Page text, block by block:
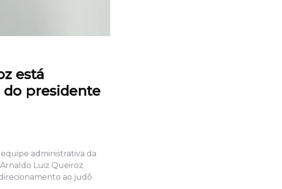
está
presidente
administrativa da
Luiz Queiroz
ao judô